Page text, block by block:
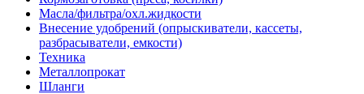
Масла/фильтра/охл.жидкости
Внесение удобрений (опрыскиватели, кассеты,
разбрасыватели, емкости)
Техника
Металлопрокат
Шланги